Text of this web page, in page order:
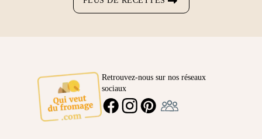
Retrouvez-nous sur nos réseaux
sociaux
FACEBOOKINSTAGRAMPINTEREST